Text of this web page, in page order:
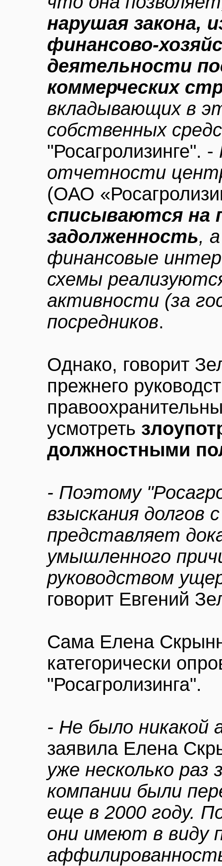
нарушая закона,
финансово-
деятельности
коммерческих
вкладывающих в
собственных
"Росагролизинге". -
отчетности
(ОАО
списываются на
задолженность,
финансовые
схемы
активности (за
посредников.
Однако, говорит
прежнего
усмотреть
должностными
- Поэтому
взыскания долгов
представляет
умышленного
руководством
говорит Евгений
Сама Елена
категорически
"Росагролизинга".
- Не было никакой
заявила Елена
уже несколько
компании были
еще в 2000 году.
они имеют в виду